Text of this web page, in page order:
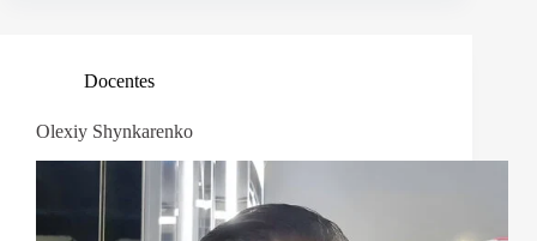
Docentes
Olexiy Shynkarenko